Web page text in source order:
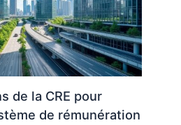
de la CRE pour
de rémunération